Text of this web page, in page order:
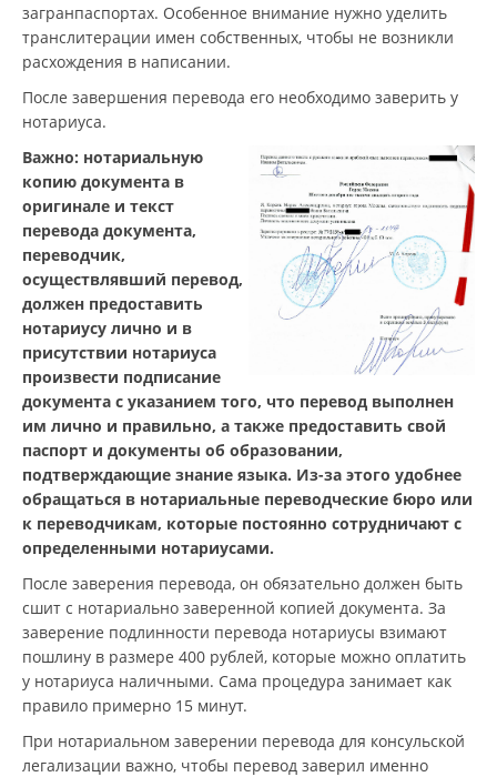
загранпаспортах. Особенное внимание нужно уделить
транслитерации имен собственных, чтобы не возникли
расхождения в написании.
После завершения перевода его необходимо заверить у
нотариуса.
Важно: нотариальную
копию документа в
оригинале и текст
перевода документа,
переводчик,
осуществлявший перевод,
должен предоставить
нотариусу лично и в
присутствии нотариуса
произвести подписание
документа с указанием того, что перевод выполнен
им лично и правильно, а также предоставить свой
паспорт и документы об образовании,
подтверждающие знание языка. Из-за этого удобнее
обращаться в нотариальные переводческие бюро или
к переводчикам, которые постоянно сотрудничают с
определенными нотариусами.
После заверения перевода, он обязательно должен быть
сшит с нотариально заверенной копией документа. За
заверение подлинности перевода нотариусы взимают
пошлину в размере 400 рублей, которые можно оплатить
у нотариуса наличными. Сама процедура занимает как
правило примерно 15 минут.
При нотариальном заверении перевода для консульской
легализации важно, чтобы перевод заверил именно